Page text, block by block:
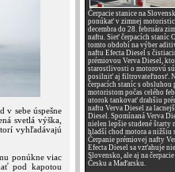
v sebe úspešne
svetlá výška,
vyhľadávajú
ponúkne viac
pod kapotou
Čerpacie stanice na
ponúkať v zimnej
decembra do 28. februára
naftu. Sieť čerpacích staníc
tomto období na výber
naftu Efecta Diesel s
prémiovou Verva Diesel,
starostlivosti o motorovú
posilniť aj filtrovateľnosť.
čerpacích staníc s obsluhou
motoristom počas celého
utorok tankovať drahšiu
naftu Verva Diesel za
Diesel. Spomínaná Verva
nielen lepšie studené štarty
hladší chod motora a nižšiu
Čerpanie prémiovej nafty
Efecta Diesel sa vzťahuje
Slovensko, ale aj na
Česku a Maďarsku.